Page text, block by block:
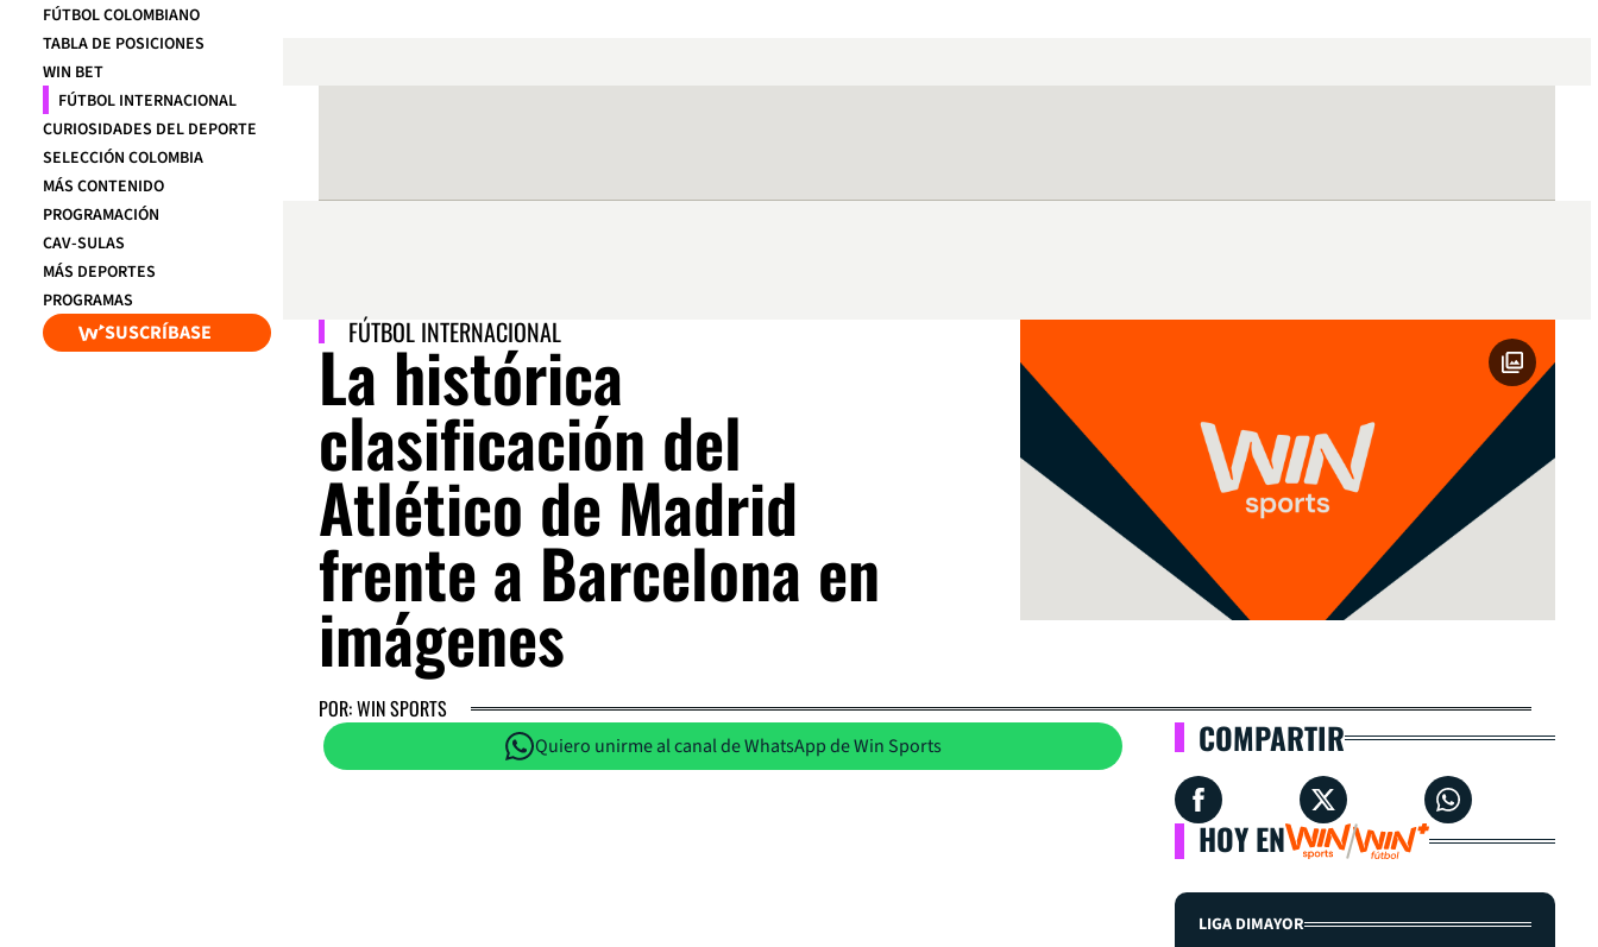
FÚTBOL COLOMBIANO
TABLA DE POSICIONES
WIN BET
FÚTBOL INTERNACIONAL
CURIOSIDADES DEL DEPORTE
SELECCIÓN COLOMBIA
MÁS CONTENIDO
PROGRAMACIÓN
CAV-SULAS
MÁS DEPORTES
PROGRAMAS
SUSCRÍBASE FÚTBOL INTERNACIONAL
La histórica
clasificación del
Atlético de Madrid
frente a Barcelona en
imágenes
POR: WIN SPORTS
Quiero unirme al canal de WhatsApp de Win Sports COMPARTIR
HOY EN
LIGA DIMAYOR